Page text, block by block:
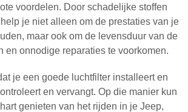
voordelen. Door schadelijke stoffen
je niet alleen om de prestaties van je
maar ook om de levensduur van de
en onnodige reparaties te voorkomen.
je een goede luchtfilter installeert en
en vervangt. Op die manier kun
genieten van het rijden in je Jeep,